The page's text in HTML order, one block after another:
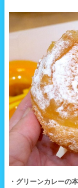
・グリーンカレーの